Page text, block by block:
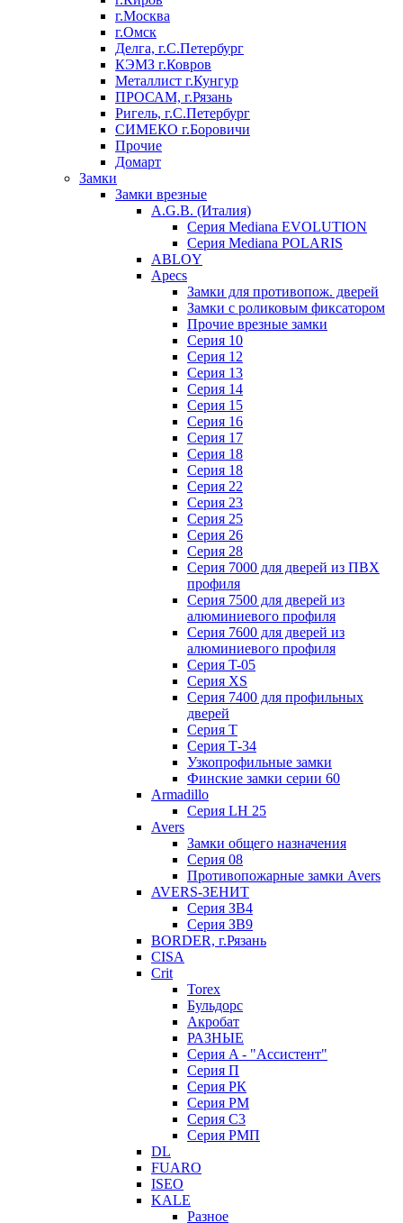
г.Москва
г.Омск
Делга, г.С.Петербург
КЭМЗ г.Ковров
Металлист г.Кунгур
ПРОСАМ, г.Рязань
Ригель, г.С.Петербург
СИМЕКО г.Боровичи
Прочие
Домарт
Замки
Замки врезные
A.G.B. (Италия)
Серия Mediana EVOLUTION
Серия Mediana POLARIS
ABLOY
Apecs
Замки для противопож. дверей
Замки с роликовым фиксатором
Прочие врезные замки
Серия 10
Серия 12
Серия 13
Серия 14
Серия 15
Серия 16
Серия 17
Серия 18
Серия 18
Серия 22
Серия 23
Серия 25
Серия 26
Серия 28
Серия 7000 для дверей из ПВХ
профиля
Серия 7500 для дверей из
алюминиевого профиля
Серия 7600 для дверей из
алюминиевого профиля
Серия T-05
Серия XS
Серия 7400 для профильных
дверей
Серия Т
Серия Т-34
Узкопрофильные замки
Финские замки серии 60
Armadillo
Серия LH 25
Avers
Замки общего назначения
Серия 08
Противопожарные замки Avers
AVERS-ЗЕНИТ
Серия ЗВ4
Серия ЗВ9
BORDER, г.Рязань
CISA
Crit
Torex
Бульдорс
Акробат
РАЗНЫЕ
Серия A - "Ассистент"
Серия П
Серия РК
Серия РМ
Серия С3
Серия РМП
DL
FUARO
ISEO
KALE
Разное